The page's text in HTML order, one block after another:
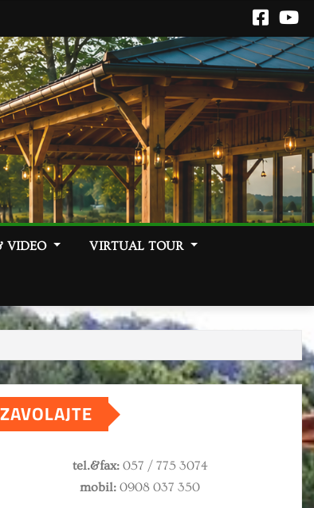
VIDEO VIRTUAL TOUR
ZAVOLAJTE
tel.&fax:057 / 775 3074
mobil: 0908 037 350